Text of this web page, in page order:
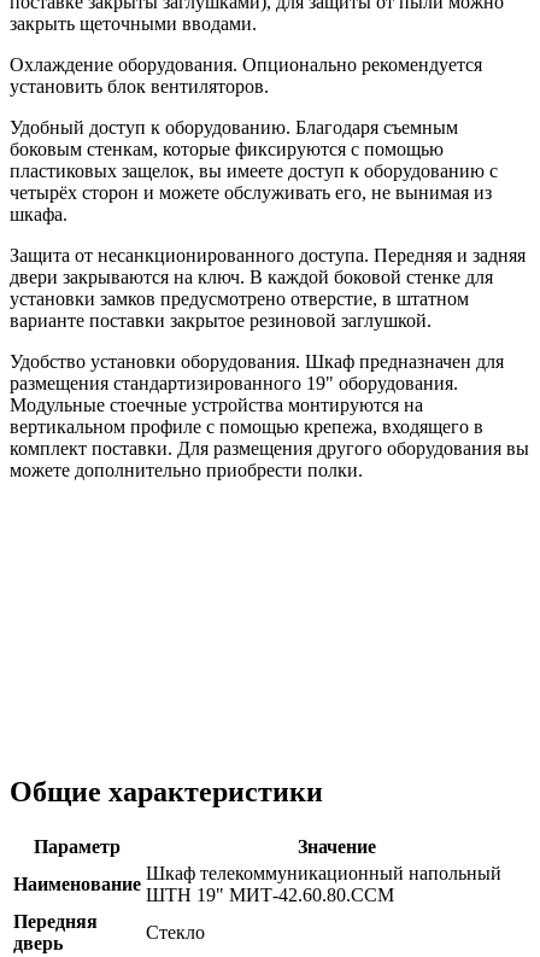
закрыть щеточными вводами.
Охлаждение оборудования. Опционально рекомендуется
установить блок вентиляторов.
Удобный доступ к оборудованию. Благодаря съемным
боковым стенкам, которые фиксируются с помощью
пластиковых защелок, вы имеете доступ к оборудованию с
четырёх сторон и можете обслуживать его, не вынимая из
шкафа.
Защита от несанкционированного доступа. Передняя и задняя
двери закрываются на ключ. В каждой боковой стенке для
установки замков предусмотрено отверстие, в штатном
варианте поставки закрытое резиновой заглушкой.
Удобство установки оборудования. Шкаф предназначен для
размещения стандартизированного 19" оборудования.
Модульные стоечные устройства монтируются на
вертикальном профиле с помощью крепежа, входящего в
комплект поставки. Для размещения другого оборудования вы
можете дополнительно приобрести полки.
Общие характеристики
Параметр
Значение
Наименование
Шкаф телекоммуникационный напольный
ШТН 19" МИТ-42.60.80.ССМ
Передняя
дверь
Стекло